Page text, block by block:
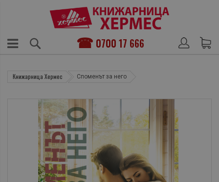
0700 17 666
Книжарница Хермес Споменът за него